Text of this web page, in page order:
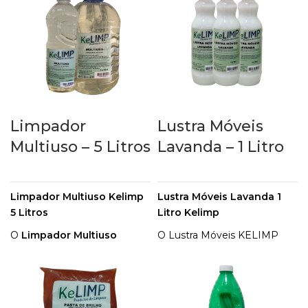
remoção de manchas e higienizar
esse tipo de superfície sem danificá-
Limpador
Multiuso – 5 Litros
Limpador Multiuso Kelimp
5 Litros
O Limpador Multiuso
facilidade na faxina do dia á
dia, pois limpa e
desengordura as superfícies
Lustra Móveis
Lavanda – 1 Litro
Lustra Móveis Lavanda 1
Litro Kelimp
O Lustra Móveis KELIMP
perfume e contém um
brilho exclusivo, deixando
uma fina película nos